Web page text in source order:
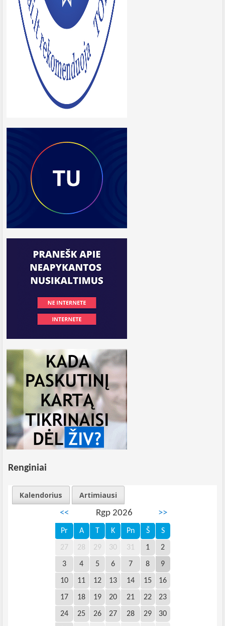
Renginiai
Kalendorius
Artimiausi
<<
Rgp 2026 >>
Pr A T K Pn Š S
27 28 29 30 31 1 2
3 4 5 6 7 8 9
10 11 12 13 14 15 16
17 18 19 20 21 22 23
24 25 26 27 28 29 30